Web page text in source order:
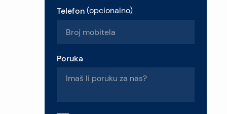
Telefon (opcionalno)
Poruka